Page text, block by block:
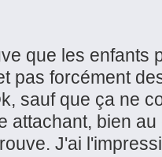
que les enfants
pas forcément
sauf que ça ne
attachant, bien
J'ai